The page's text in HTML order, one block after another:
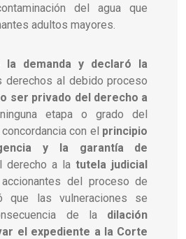
del agua que
adultos mayores.
la demanda y declaró la
derechos al debido proceso
ser privado del derecho a
etapa o grado del
con el principio
y la garantía de
derecho a latutela judicial
del proceso de
que las vulneraciones se
de la dilación
el expediente a la Corte